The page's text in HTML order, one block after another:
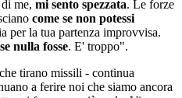
me, mi sento spezzata. Le forze
come se non potessi
per la tua partenza improvvisa.
nulla fosse. E' troppo".
tirano missili - continua
a ferire noi che siamo ancora